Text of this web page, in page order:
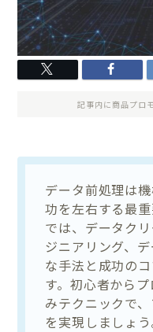
記事内に商品プロ
データ前処理は
功を左右する最
では、データク
ジニアリング、
な手法と成功の
す。初心者から
みテクニックで
を実現しましょう